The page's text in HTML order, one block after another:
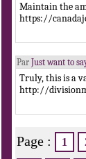
Maintain the
https://
Par Just want to
Truly, this is a
http://
Page : 1